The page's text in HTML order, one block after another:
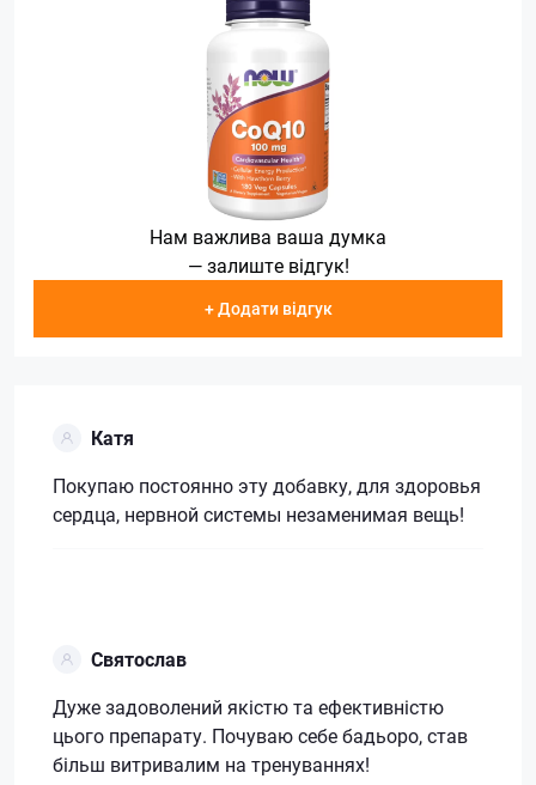
Нам важлива ваша думка
— залиште відгук!
+ Додати відгук
Катя
Покупаю постоянно эту добавку, для здоровья
сердца, нервной системы незаменимая вещь!
Святослав
Дуже задоволений якістю та ефективністю
цього препарату. Почуваю себе бадьоро, став
більш витривалим на тренуваннях!